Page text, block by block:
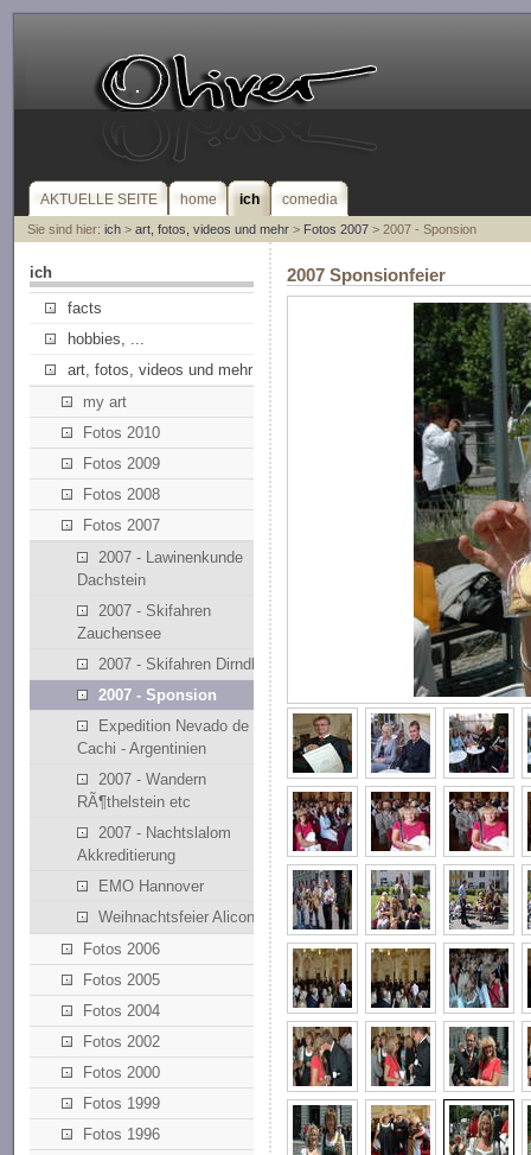
AKTUELLE SEITE home ich comedia
Sie sind hier: ich> art, fotos, videos und mehr> Fotos 2007> 2007 - Sponsion
ich
facts
hobbies, ...
art, fotos, videos und mehr
my art
Fotos 2010
Fotos 2009
Fotos 2008
Fotos 2007
2007 - Lawinenkunde
Dachstein
2007 - Skifahren
Zauchensee
2007 - Skifahren Dirndllift
2007 - Sponsion
Expedition Nevado de
Cachi - Argentinien
2007 - Wandern
RÃ¶thelstein etc
2007 - Nachtslalom
Akkreditierung
EMO Hannover
Weihnachtsfeier Alicona
Fotos 2006
Fotos 2005
Fotos 2004
Fotos 2002
Fotos 2000
Fotos 1999
Fotos 1996
2007 Sponsionfeier